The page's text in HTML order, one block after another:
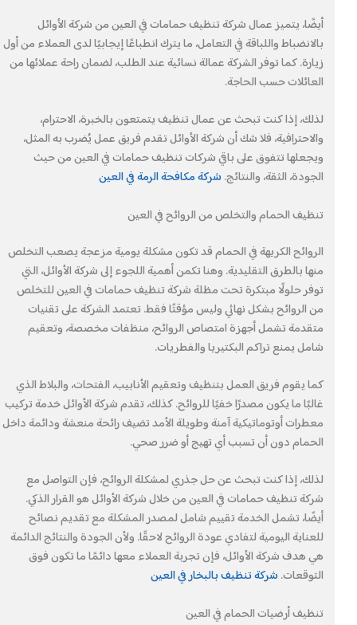
أيضًا، يتميز عمال شركة تنظيف حمامات في العين من شركة الأوائل
بالانضباط واللباقة في التعامل، ما يترك انطباعًا إيجابيًا لدى العملاء من أول
زيارة. كما توفر الشركة عمالة نسائية عند الطلب، لضمان راحة عملائها من
العائلات حسب الحاجة.
لذلك، إذا كنت تبحث عن عمال تنظيف يتمتعون بالخبرة، الاحترام،
والاحترافية، فلا شك أن شركة الأوائل تقدم فريق عمل يُضرب به المثل،
ويجعلها تتفوق على باقي شركات تنظيف حمامات في العين من حيث
الجودة، الثقة، والنتائج.شركة مكافحة الرمة في العين
تنظيف الحمام والتخلص من الروائح في العين
الروائح الكريهة في الحمام قد تكون مشكلة يومية مزعجة يصعب التخلص
منها بالطرق التقليدية. وهنا تكمن أهمية اللجوء إلى شركة الأوائل، التي
توفر حلولًا مبتكرة تحت مظلة شركة تنظيف حمامات في العين للتخلص
من الروائح بشكل نهائي وليس مؤقتًا فقط. تعتمد الشركة على تقنيات
متقدمة تشمل أجهزة امتصاص الروائح، منظفات مخصصة، وتعقيم
شامل يمنع تراكم البكتيريا والفطريات.
كما يقوم فريق العمل بتنظيف وتعقيم الأنابيب، الفتحات، والبلاط الذي
غالبًا ما يكون مصدرًا خفيًا للروائح. كذلك، تقدم شركة الأوائل خدمة تركيب
معطرات أوتوماتيكية آمنة وطويلة الأمد تضيف رائحة منعشة ودائمة داخل
الحمام دون أن تسبب أي تهيج أو ضرر صحي.
لذلك، إذا كنت تبحث عن حل جذري لمشكلة الروائح، فإن التواصل مع
شركة تنظيف حمامات في العين من خلال شركة الأوائل هو القرار الذكي.
أيضًا، تشمل الخدمة تقييم شامل لمصدر المشكلة مع تقديم نصائح
للعناية اليومية لتفادي عودة الروائح لاحقًا. ولأن الجودة والنتائج الدائمة
هي هدف شركة الأوائل، فإن تجربة العملاء معها دائمًا ما تكون فوق
التوقعات.شركة تنظيف بالبخار في العين
تنظيف أرضيات الحمام في العين